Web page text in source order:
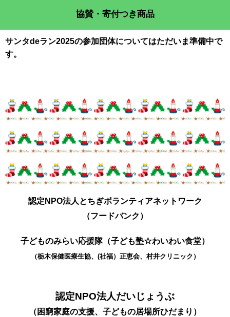
協賛・寄付つき商品
サンタdeラン2025の参加団体についてはただいま準備中で
す。
認定NPO法人とちぎボランティアネットワーク
（フードバンク）
子どものみらい応援隊（子ども塾☆わいわい食堂）
（栃木保健医療生協、(社福）正恵会、村井クリニック）
認定NPO法人だいじょうぶ
（困窮家庭の支援、子どもの居場所ひだまり）